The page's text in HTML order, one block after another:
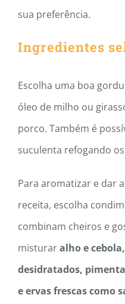
sua preferência.
Ingredientes
Escolha uma boa
óleo de milho ou
porco. Também é
suculenta refogando
Para aromatizar e dar
receita, escolha
combinam cheiros e
misturaralho e
desidratados,
e ervas frescas como